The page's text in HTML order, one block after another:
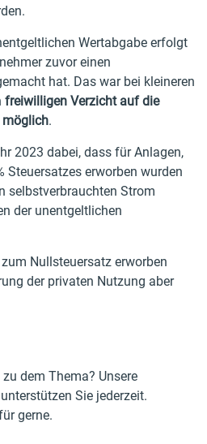
Wertabgabe erfolgt
zuvor einen
hat. Das war bei kleineren
freiwilligen Verzicht auf die
möglich.
2023 dabei, dass für Anlagen,
Steuersatzes erworben wurden
selbstverbrauchten Strom
der unentgeltlichen
Nullsteuersatz erworben
der privaten Nutzung aber
dem Thema? Unsere
Sie jederzeit.
gerne.